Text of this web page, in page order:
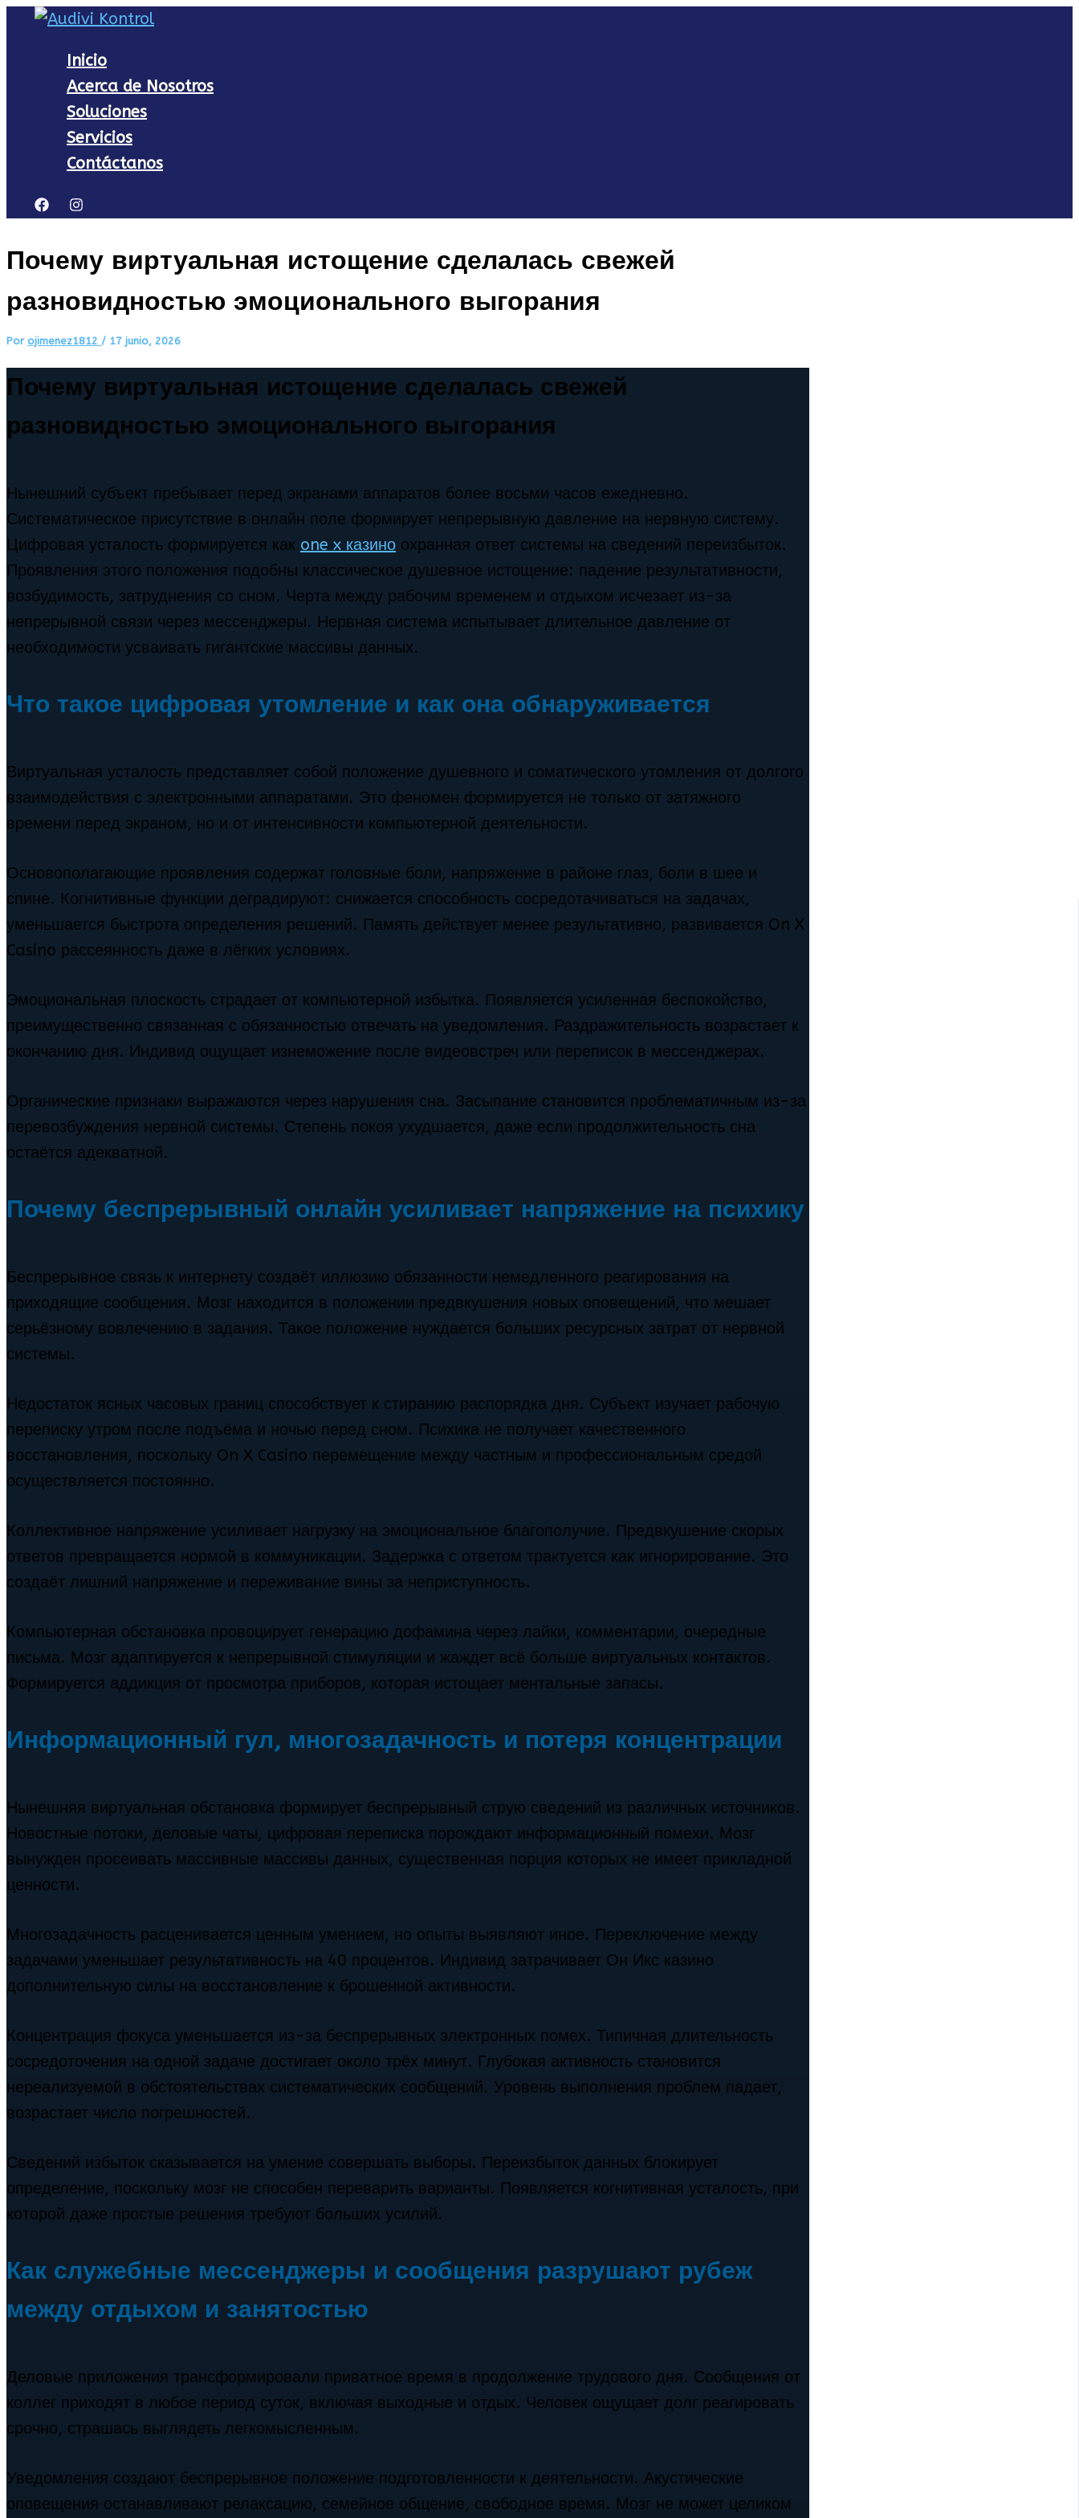
contenidoInicio
Acerca de Nosotros
Soluciones
Servicios
Contáctanos
Почему виртуальная истощение сделалась свежей
разновидностью эмоционального выгорания
Por ojimenez1812 / 17 junio, 2026
Почему виртуальная истощение сделалась свежей
разновидностью эмоционального выгорания
Нынешний субъект пребывает перед экранами аппаратов более восьми часов ежедневно.
Систематическое присутствие в онлайн поле формирует непрерывную давление на нервную систему.
Цифровая усталость формируется как one x казино охранная ответ системы на сведений переизбыток.
Проявления этого положения подобны классическое душевное истощение: падение результативности,
возбудимость, затруднения со сном. Черта между рабочим временем и отдыхом исчезает из-за
непрерывной связи через мессенджеры. Нервная система испытывает длительное давление от
необходимости усваивать гигантские массивы данных.
Что такое цифровая утомление и как она обнаруживается
Виртуальная усталость представляет собой положение душевного и соматического утомления от долгого
взаимодействия с электронными аппаратами. Это феномен формируется не только от затяжного
времени перед экраном, но и от интенсивности компьютерной деятельности.
Основополагающие проявления содержат головные боли, напряжение в районе глаз, боли в шее и
спине. Когнитивные функции деградируют: снижается способность сосредотачиваться на задачах,
уменьшается быстрота определения решений. Память действует менее результативно, развивается On X
Casino рассеянность даже в лёгких условиях.
Эмоциональная плоскость страдает от компьютерной избытка. Появляется усиленная беспокойство,
преимущественно связанная с обязанностью отвечать на уведомления. Раздражительность возрастает к
окончанию дня. Индивид ощущает изнеможение после видеовстреч или переписок в мессенджерах.
Органические признаки выражаются через нарушения сна. Засыпание становится проблематичным из-за
перевозбуждения нервной системы. Степень покоя ухудшается, даже если продолжительность сна
остаётся адекватной.
Почему беспрерывный онлайн усиливает напряжение на психику
Беспрерывное связь к интернету создаёт иллюзию обязанности немедленного реагирования на
приходящие сообщения. Мозг находится в положении предвкушения новых оповещений, что мешает
серьёзному вовлечению в задания. Такое положение нуждается больших ресурсных затрат от нервной
системы.
Недостаток ясных часовых границ способствует к стиранию распорядка дня. Субъект изучает рабочую
переписку утром после подъёма и ночью перед сном. Психика не получает качественного
восстановления, поскольку On X Casino перемещение между частным и профессиональным средой
осуществляется постоянно.
Коллективное напряжение усиливает нагрузку на эмоциональное благополучие. Предвкушение скорых
ответов превращается нормой в коммуникации. Задержка с ответом трактуется как игнорирование. Это
создаёт лишний напряжение и переживание вины за неприступность.
Компьютерная обстановка провоцирует генерацию дофамина через лайки, комментарии, очередные
письма. Мозг адаптируется к непрерывной стимуляции и жаждет всё больше виртуальных контактов.
Формируется аддикция от просмотра приборов, которая истощает ментальные запасы.
Информационный гул, многозадачность и потеря концентрации
Нынешняя виртуальная обстановка формирует беспрерывный струю сведений из различных источников.
Новостные потоки, деловые чаты, цифровая переписка порождают информационный помехи. Мозг
вынужден просеивать массивные массивы данных, существенная порция которых не имеет прикладной
ценности.
Многозадачность расценивается ценным умением, но опыты выявляют иное. Переключение между
задачами уменьшает результативность на 40 процентов. Индивид затрачивает Он Икс казино
дополнительную силы на восстановление к брошенной активности.
Концентрация фокуса уменьшается из-за беспрерывных электронных помех. Типичная длительность
сосредоточения на одной задаче достигает около трёх минут. Глубокая активность становится
нереализуемой в обстоятельствах систематических сообщений. Уровень выполнения проблем падает,
возрастает число погрешностей.
Сведений избыток сказывается на умение совершать выборы. Переизбыток данных блокирует
определение, поскольку мозг не способен переварить варианты. Появляется когнитивная усталость, при
которой даже простые решения требуют больших усилий.
Как служебные мессенджеры и сообщения разрушают рубеж
между отдыхом и занятостью
Деловые приложения трансформировали приватное время в продолжение трудового дня. Сообщения от
коллег приходят в любое период суток, включая выходные и отдых. Человек ощущает долг реагировать
срочно, страшась выглядеть легкомысленным.
Уведомления создают беспрерывное положение подготовленности к деятельности. Акустические
оповещения останавливают релаксацию, семейное общение, свободное время. Мозг не может целиком